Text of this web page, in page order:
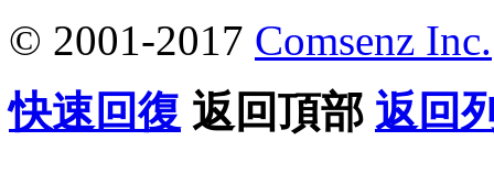
© 2001-2017 Comsenz Inc.
快速回復 返回頂部 返回